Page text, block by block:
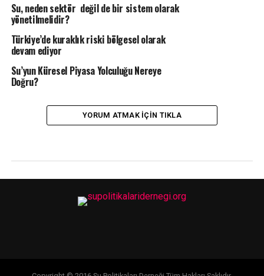
Su, neden sektör değil de bir sistem olarak
yönetilmelidir?
Türkiye’de kuraklık riski bölgesel olarak
devam ediyor
Su’yun Küresel Piyasa Yolculuğu Nereye
Doğru?
YORUM ATMAK IÇIN TIKLA